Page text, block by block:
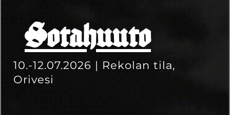
Sotahuuto
10.-12.07.2026 | Rekolan tila,
Orivesi